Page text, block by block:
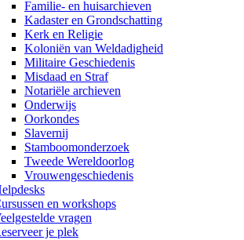
Familie- en huisarchieven
Kadaster en Grondschatting
Kerk en Religie
Koloniën van Weldadigheid
Militaire Geschiedenis
Misdaad en Straf
Notariële archieven
Onderwijs
Oorkondes
Slavernij
Stamboomonderzoek
Tweede Wereldoorlog
Vrouwengeschiedenis
en workshops
vragen
je plek